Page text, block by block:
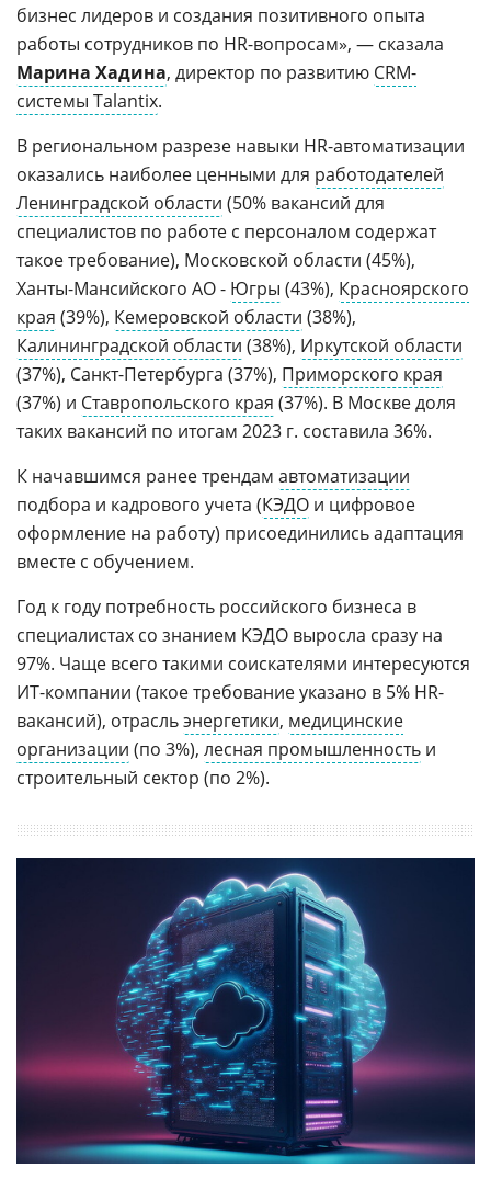
бизнес лидеров и создания позитивного опыта
работы сотрудников по HR-вопросам», — сказала
Марина Хадина, директор по развитию CRM-
системы Talantix.
В региональном разрезе навыки HR-автоматизации
оказались наиболее ценными для работодателей
Ленинградской области (50% вакансий для
специалистов по работе с персоналом содержат
такое требование), Московской области (45%),
Ханты-Мансийского АО - Югры (43%), Красноярского
края (39%), Кемеровской области (38%),
Калининградской области (38%), Иркутской области
(37%), Санкт-Петербурга (37%), Приморского края
(37%) и Ставропольского края (37%). В Москве доля
таких вакансий по итогам 2023 г. составила 36%.
К начавшимся ранее трендам автоматизации
подбора и кадрового учета (КЭДО и цифровое
оформление на работу) присоединились адаптация
вместе с обучением.
Год к году потребность российского бизнеса в
специалистах со знанием КЭДО выросла сразу на
97%. Чаще всего такими соискателями интересуются
ИТ-компании (такое требование указано в 5% HR-
вакансий), отрасльэнергетики, медицинские
организации (по 3%), лесная промышленность и
строительный сектор (по 2%).